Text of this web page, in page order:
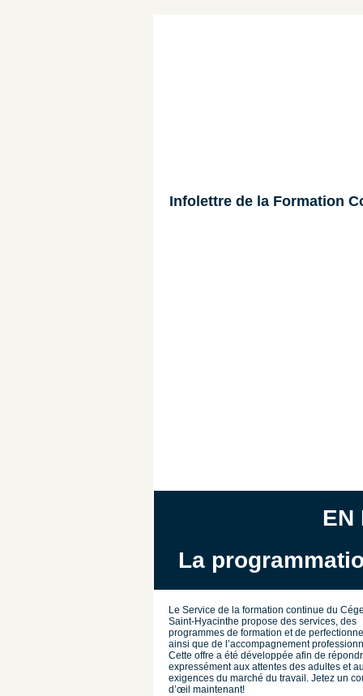
Infolettre de la Formation
EN
La
Le Service de la formation continue du
Saint-Hyacinthe propose des services, des
programmes de formation et de
ainsi que de l’accompagnement
Cette offre a été développée afin de
expressément aux attentes des adultes et
exigences du marché du travail. Jetez un
d’œil maintenant!